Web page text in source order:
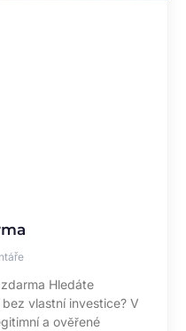
Hledáte
vlastní investice? V
a ověřené